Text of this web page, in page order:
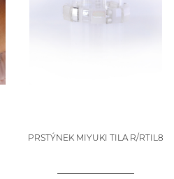
PRSTÝNEK MIYUKI TILA R/RTIL8